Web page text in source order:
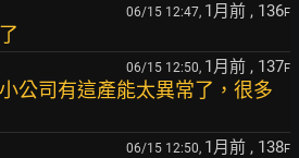
06/15 12:47, 1月前 , 136F
06/15 12:50, 1月前 , 137F
公司有這產能太異常了，很多
06/15 12:50, 1月前 , 138F